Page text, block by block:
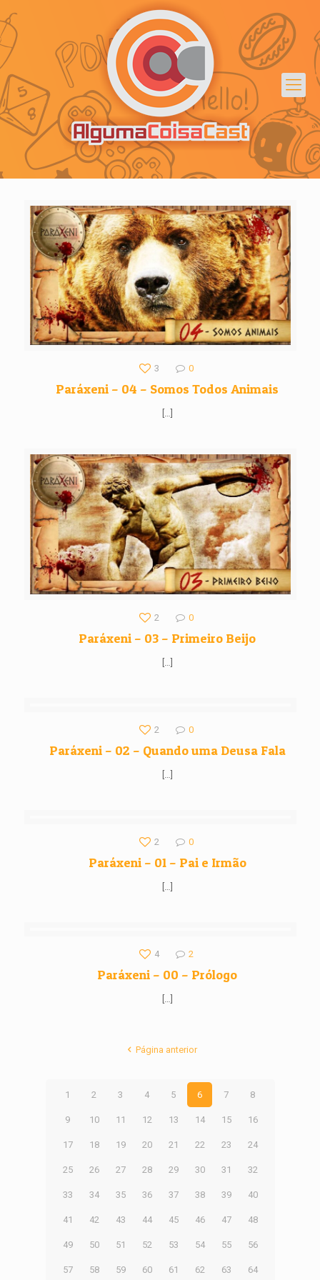
3 0
Paráxeni – 04 – Somos Todos Animais
[…]
2 0
Paráxeni – 03 – Primeiro Beijo
[…]
2 0
Paráxeni – 02 – Quando uma Deusa Fala
[…]
2 0
Paráxeni – 01 – Pai e Irmão
[…]
4 2
Paráxeni – 00 – Prólogo
[…]
Página anterior
1 2 3 4 5 6 7 8
9 10 11 12 13 14 15 16
17 18 19 20 21 22 23 24
25 26 27 28 29 30 31 32
33 34 35 36 37 38 39 40
41 42 43 44 45 46 47 48
49 50 51 52 53 54 55 56
57 58 59 60 61 62 63 64